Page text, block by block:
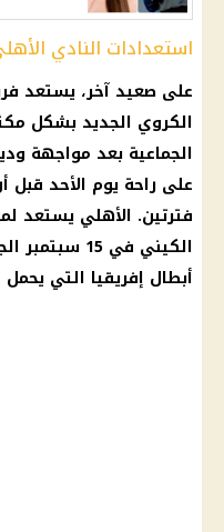
استعدادات النادي
على صعيد آخر، يستعد
الكروي الجديد بشكل
الجماعية بعد مواجهة
على راحة يوم الأحد قبل
فترتين. الأهلي يستعد
الكيني في
أبطال إفريقيا التي